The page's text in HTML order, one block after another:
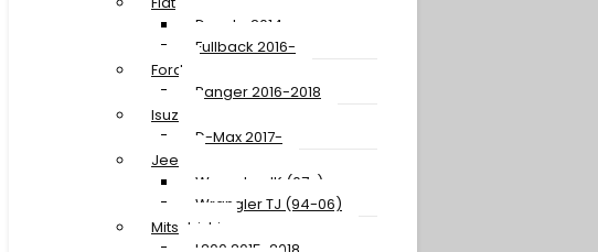
Ducato 2014-
Fullback 2016-
Ford
Ranger 2016-2018
Isuzu
D-Max 2017-
Jeep
Wrangler JK (07-)
Wrangler TJ (94-06)
Mitsubishi